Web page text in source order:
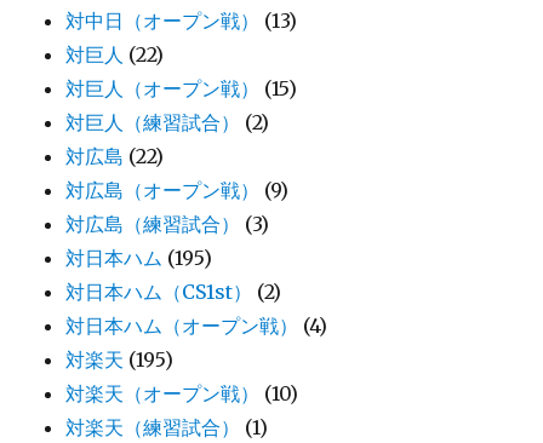
対中日（オープン戦）
(13)
対巨人 (22)
対巨人（オープン戦）
(15)
対巨人（練習試合）
(2)
対広島 (22)
対広島（オープン戦）
(9)
対広島（練習試合）
(3)
対日本ハム (195)
対日本ハム（CS1st）
(2)
対日本ハム（オープン戦）
(4)
対楽天 (195)
対楽天（オープン戦）
(10)
対楽天（練習試合）
(1)